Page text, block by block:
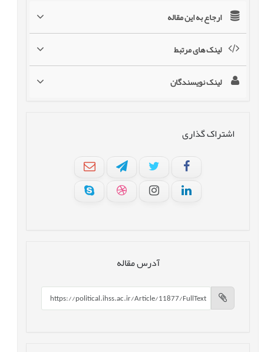
ارجاع به این مقاله
لینک های مرتبط
لینک نویسندگان
اشتراک گذاری
آدرس مقاله